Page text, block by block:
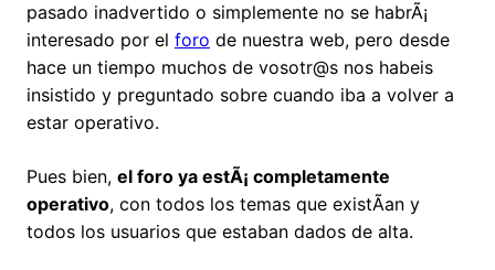
pasado inadvertido o simplemente no se habrÃ¡
interesado por el foro de nuestra web, pero desde
hace un tiempo muchos de vosotr@s nos habeis
insistido y preguntado sobre cuando iba a volver a
estar operativo.
Pues bien, el foro ya estÃ¡ completamente
operativo, con todos los temas que existÃ­an y
todos los usuarios que estaban dados de alta.